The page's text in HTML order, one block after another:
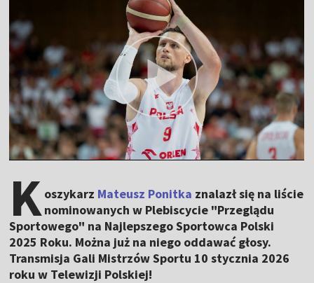
Koszykarz Mateusz Ponitka znalazł się na liście
nominowanych w Plebiscycie "Przeglądu
Sportowego" na Najlepszego Sportowca Polski
2025 Roku. Można już na niego oddawać głosy.
Transmisja Gali Mistrzów Sportu 10 stycznia 2026
roku w Telewizji Polskiej!